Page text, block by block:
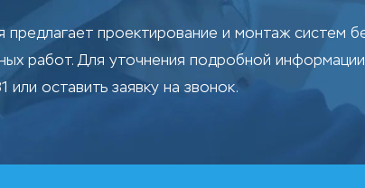
предлагает проектирование и монтаж систем
работ. Для уточнения подробной
или оставить заявку на звонок.